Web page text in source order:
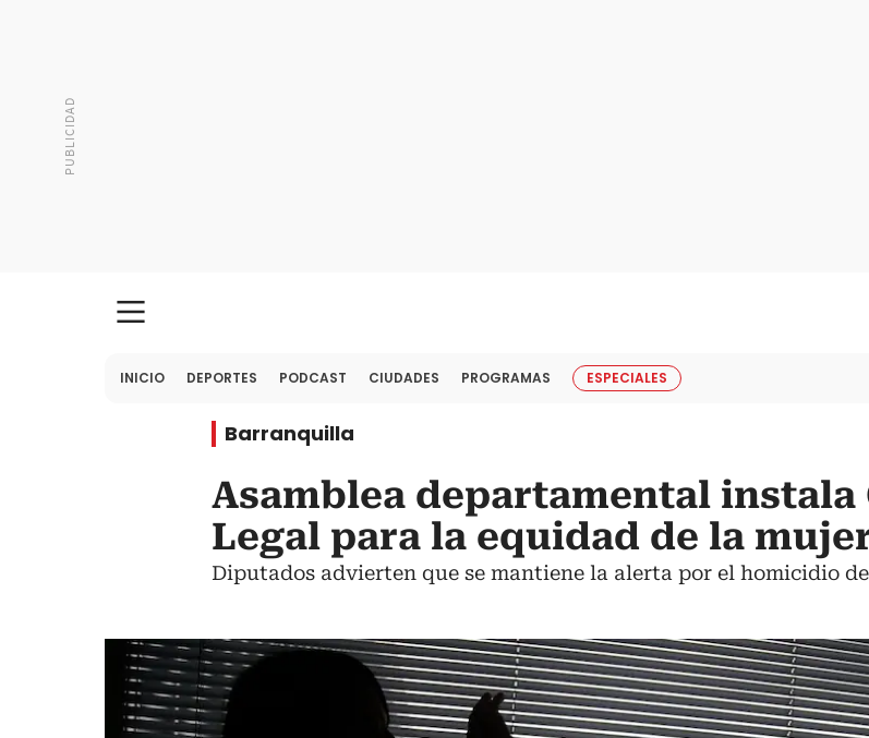
INICIO DEPORTES PODCAST CIUDADES PROGRAMAS ESPECIALES
Barranquilla
Asamblea departamental instala
Legal para la equidad de la
Diputados advierten que se mantiene la alerta por el homicidio